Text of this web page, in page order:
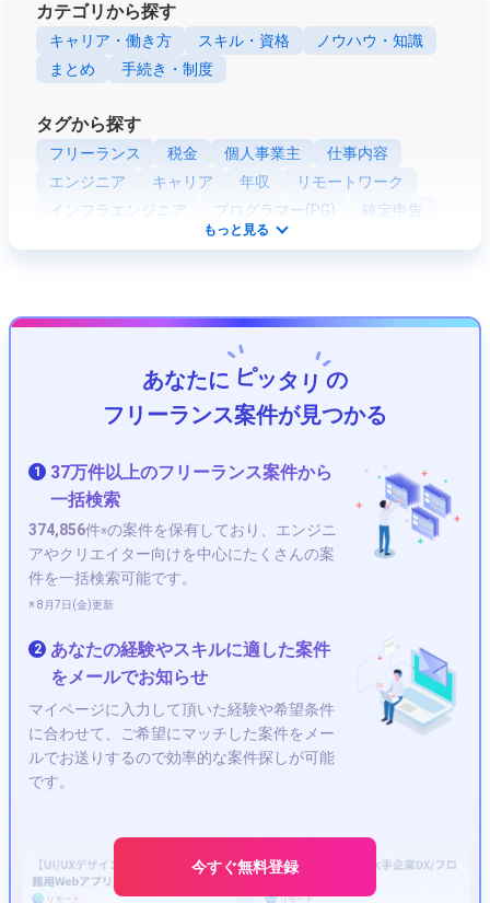
カテゴリから探す
キャリア・働き方 スキル・資格
ノウハウ・知識
まとめ
手続き・制度
タグから探す
フリーランス 税金 個人事業主
仕事内容
エンジニア
キャリア 年収
リモートワーク
インフラエンジニア
プログラマー(PG)
確定申告
SE (システムエンジニア)
組込・制御エンジニア
Java ツール
PHP
職種
セキュリティエンジニア
プロジェクトマネージャー(PM)
JavaScript
ITコンサルタント
データサイエンティスト
将来性
PMO
アプリケーションエンジニア
Kotlin
iOS
HTML
Android
サーバーエンジニア
データベースエンジニア
VBA CSS
Swift
SAPコンサルタント
R言語
CE（カスタマーエンジニア）
COBOL
Google Cloud Platform
C言語
学習
イラストレーター
ゲーム デザイナー
開発
Webディレクター
ポートフォリオ
Photoshop
キャラクターデザイナー
クリエイター
After Effects
グラフィックデザイナー
React
シナリオライター
コワーキングスペース
もっと見る
あなたに ピッタリ の
フリーランス案件が見つかる
1
37万件以上のフリーランス案件から
一括検索
374,856件※の案件を保有しており、エンジニ
アやクリエイター向けを中心にたくさんの案
件を一括検索可能です。
※ 8月7日(金)更新
2
あなたの経験やスキルに適した案件
をメールでお知らせ
マイページに入力して頂いた経験や希望条件
に合わせて、ご希望にマッチした案件をメー
ルでお送りするので効率的な案件探しが可能
です。
今すぐ無料登録